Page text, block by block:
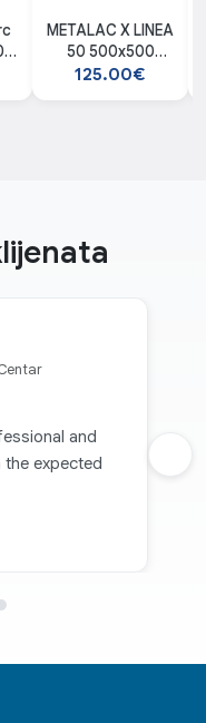
METALAC X LINEA
50 500x500
(Crna)
125.00€
and
expected